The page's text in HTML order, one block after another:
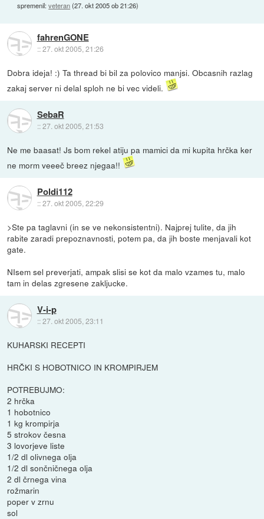
spremenil:veteran(27. okt 2005 ob 21:26)
fahrenGONE
::27. okt 2005, 21:26
Dobra ideja! :) Ta thread bi bil za polovico manjsi. Obcasnih razlag
zakaj server ni delal sploh ne bi vec videli.
SebaR
::27. okt 2005, 21:53
Ne me baasat! Js bom rekel atiju pa mamici da mi kupita hrčka ker
ne morm veeeč breez njegaa!!
Poldi112
::27. okt 2005, 22:29
>Ste pa taglavni (in se ve nekonsistentni). Najprej tulite, da jih
rabite zaradi prepoznavnosti, potem pa, da jih boste menjavali kot
gate.
NIsem sel preverjati, ampak slisi se kot da malo vzames tu, malo
tam in delas zgresene zakljucke.
V-i-p
::27. okt 2005, 23:11
KUHARSKI RECEPTI
HRČKI S HOBOTNICO IN KROMPIRJEM
POTREBUJMO:
2 hrčka
1 hobotnico
1 kg krompirja
5 strokov česna
3 lovorjeve liste
1/2 dl olivnega olja
1/2 dl sončničnega olja
2 dl črnega vina
rožmarin
poper v zrnu
sol